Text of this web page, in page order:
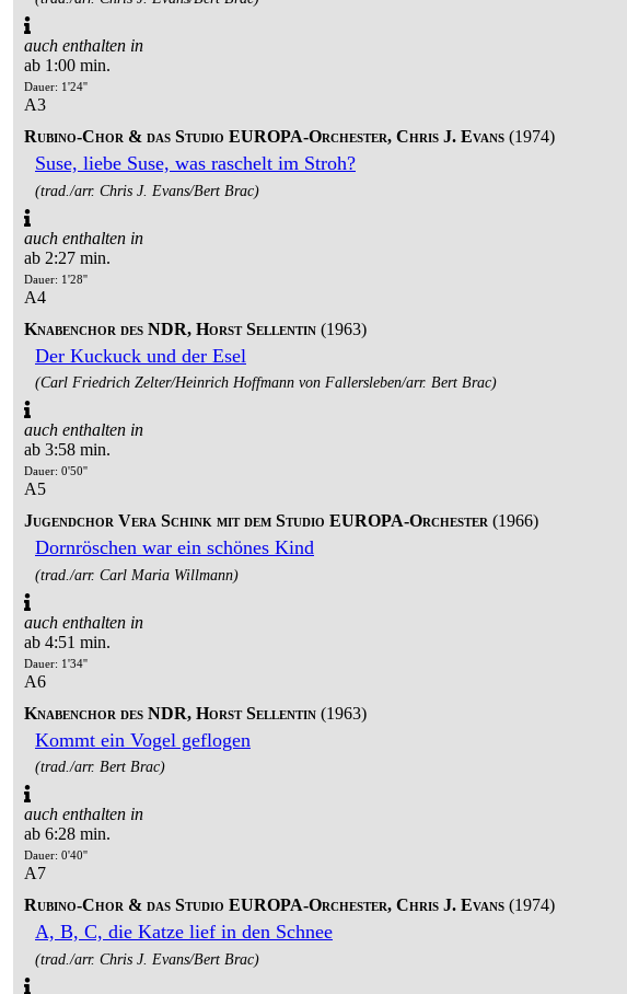
auch enthalten in
ab 1:00 min.
Dauer: 1'24''
A3
Rubino-Chor & das Studio EUROPA-Orchester, Chris J. Evans (1974)
Suse, liebe Suse, was raschelt im Stroh?
(trad./arr. Chris J. Evans/Bert Brac)
auch enthalten in
ab 2:27 min.
Dauer: 1'28''
A4
Knabenchor des NDR, Horst Sellentin (1963)
Der Kuckuck und der Esel
(Carl Friedrich Zelter/Heinrich Hoffmann von Fallersleben/arr. Bert Brac)
auch enthalten in
ab 3:58 min.
Dauer: 0'50''
A5
Jugendchor Vera Schink mit dem Studio EUROPA-Orchester (1966)
Dornröschen war ein schönes Kind
(trad./arr. Carl Maria Willmann)
auch enthalten in
ab 4:51 min.
Dauer: 1'34''
A6
Knabenchor des NDR, Horst Sellentin (1963)
Kommt ein Vogel geflogen
(trad./arr. Bert Brac)
auch enthalten in
ab 6:28 min.
Dauer: 0'40''
A7
Rubino-Chor & das Studio EUROPA-Orchester, Chris J. Evans (1974)
A, B, C, die Katze lief in den Schnee
(trad./arr. Chris J. Evans/Bert Brac)